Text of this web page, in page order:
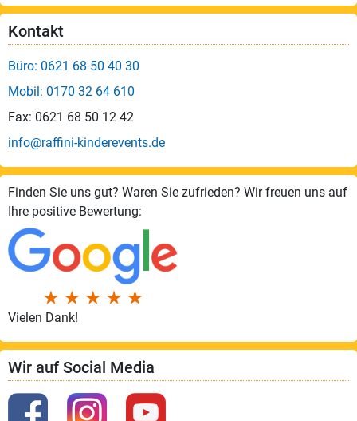
Kontakt
Büro: 0621 68 50 40 30
Mobil: 0170 32 64 610
Fax: 0621 68 50 12 42
info@raffini-kinderevents.de
Finden Sie uns gut? Waren Sie zufrieden? Wir freuen uns auf
Ihre positive Bewertung:
Vielen Dank!
Wir auf Social Media